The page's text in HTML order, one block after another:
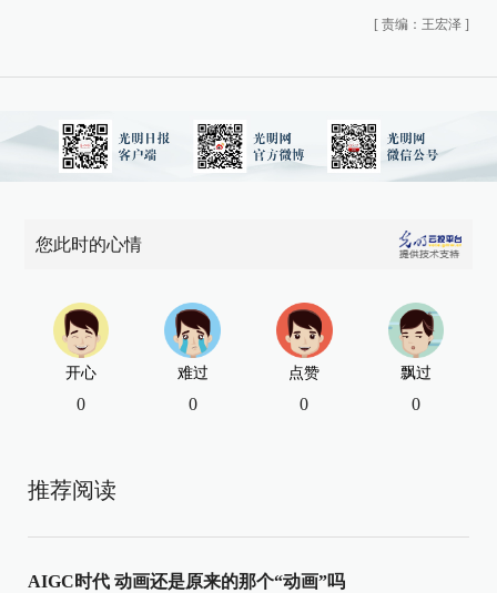
[ 责编：王宏泽 ]
您此时的心情
开心
0
难过
0
点赞
0
飘过
0
推荐阅读
AIGC时代 动画还是原来的那个“动画”吗